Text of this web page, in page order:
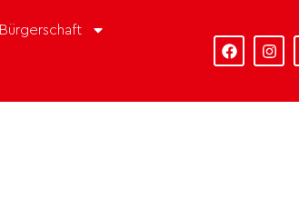
Bürgerschaft